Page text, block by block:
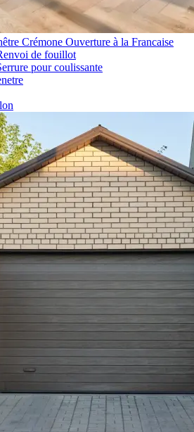
Crémone Ouverture à la Francaise
de fouillot
pour coulissante